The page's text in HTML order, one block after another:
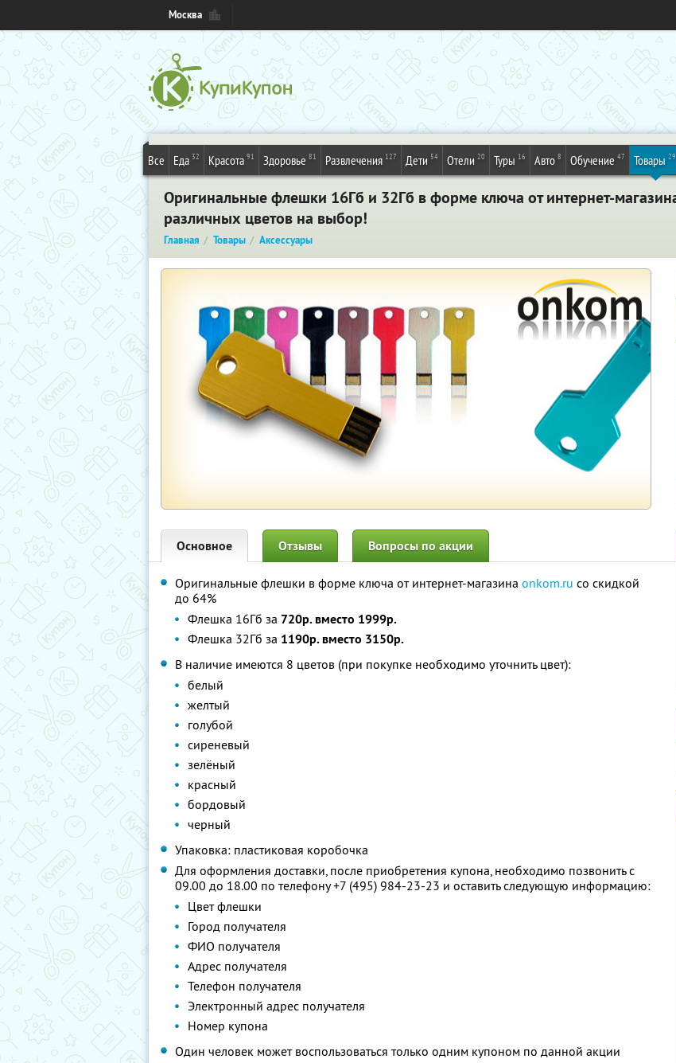
Москва
Все Еда 32 Красота 91 Здоровье 81 Развлечения 127 Дети 54 Отели 20 Туры 16 Авто 8 Обучение 47 Товары 29
Оригинальные флешки 16Гб и 32Гб в форме ключа от интернет-
различных цветов на выбор!
Главная Товары Аксессуары
Основное Отзывы Вопросы по акции
Оригинальные флешки в форме ключа от интернет-магазина onkom.ru со скидкой
до 64%
Флешка 16Гб за 720р. вместо 1999р.
Флешка 32Гб за 1190р. вместо 3150р.
В наличие имеются 8 цветов (при покупке необходимо уточнить цвет):
белый
желтый
голубой
сиреневый
зелёный
красный
бордовый
черный
Упаковка: пластиковая коробочка
Для оформления доставки, после приобретения купона, необходимо позвонить с
09.00 до 18.00 по телефону+7 (495) 984-23-23 и оставить следующую информацию:
Цвет флешки
Город получателя
ФИО получателя
Адрес получателя
Телефон получателя
Электронный адрес получателя
Номер купона
Один человек может воспользоваться только одним купоном по данной акции